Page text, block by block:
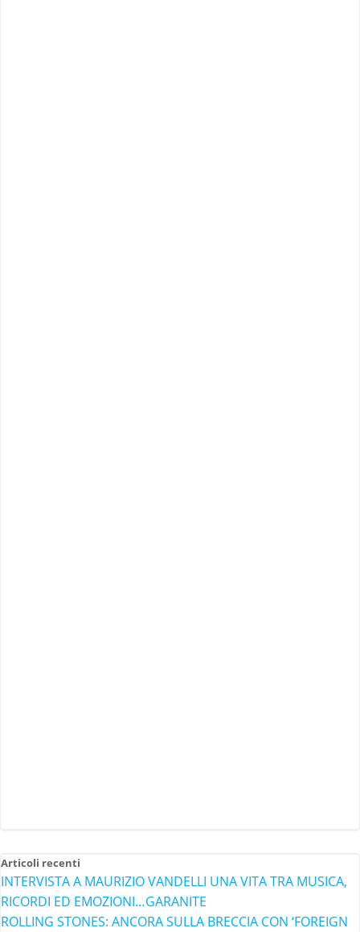
Articoli recenti
INTERVISTA A MAURIZIO VANDELLI UNA VITA TRA MUSICA,
RICORDI ED EMOZIONI…GARANITE
ROLLING STONES: ANCORA SULLA BRECCIA CON ‘FOREIGN